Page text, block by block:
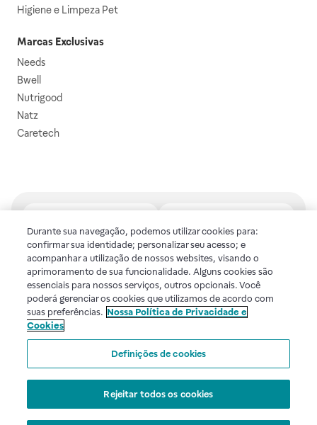
Higiene e Limpeza Pet
Marcas Exclusivas
Needs
Bwell
Nutrigood
Natz
Caretech
Central de atendimento
Confira as dúvidas mais
frequentes ou fale com a
gente.
Baixe o nosso aplicativo
E tenha descontos e
benefícios exclusivos!
Uma empresa
Voltar ao topo
Durante sua navegação, podemos utilizar cookies para:
confirmar sua identidade; personalizar seu acesso; e
acompanhar a utilização de nossos websites, visando o
aprimoramento de sua funcionalidade. Alguns cookies são
essenciais para nossos serviços, outros opcionais. Você
poderá gerenciar os cookies que utilizamos de acordo com
suas preferências. Nossa Política de Privacidade e
Cookies
Definições de cookies
Rejeitar todos os cookies